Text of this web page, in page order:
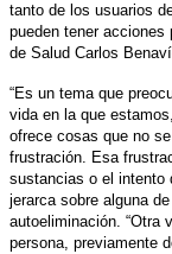
tanto de los usuarios
pueden tener acciones
de Salud Carlos
“Es un tema que
vida en la que
ofrece cosas que no
frustración. Esa
sustancias o el intento
jerarca sobre alguna
autoeliminación. “Otra
persona, previamente